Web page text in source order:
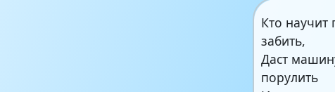
Кто научит
забить,
Даст
порулить